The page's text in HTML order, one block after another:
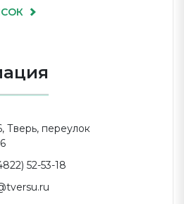
Тверь, переулок
52-53-18